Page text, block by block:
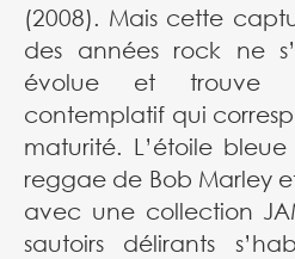
(2008). Mais cette
des années rock ne
évolue et trouve
contemplatif qui
maturité. L’étoile
reggae de Bob Marley
avec une collection
sautoirs délirants